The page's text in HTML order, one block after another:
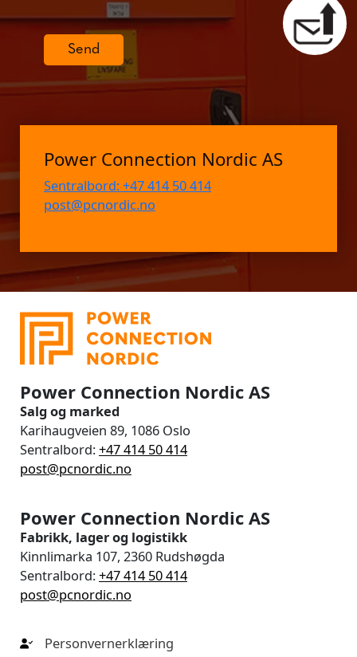
Send
Power Connection Nordic AS
Sentralbord: +47 414 50 414
post@pcnordic.no
Power Connection Nordic AS
Salg og marked
Karihaugveien 89, 1086 Oslo
Sentralbord:+47 414 50 414
post@pcnordic.no
Power Connection Nordic AS
Fabrikk, lager og logistikk
Kinnlimarka 107, 2360 Rudshøgda
Sentralbord:+47 414 50 414
post@pcnordic.no
Personvernerklæring